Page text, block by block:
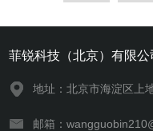
菲锐科技（北京）有限公
地址：北京市海淀区上
邮箱：